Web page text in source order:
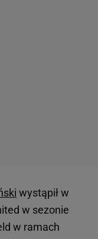
wystąpił w
w sezonie
w ramach